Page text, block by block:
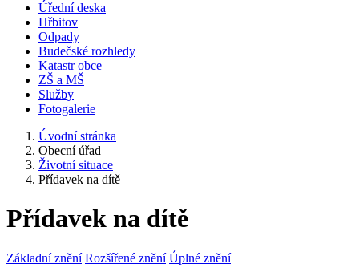
Úřední deska
Hřbitov
Odpady
Budečské rozhledy
Katastr obce
ZŠ a MŠ
Služby
Fotogalerie
Úvodní stránka
Obecní úřad
Životní situace
Přídavek na dítě
Přídavek na dítě
Základní znění Rozšířené znění Úplné znění